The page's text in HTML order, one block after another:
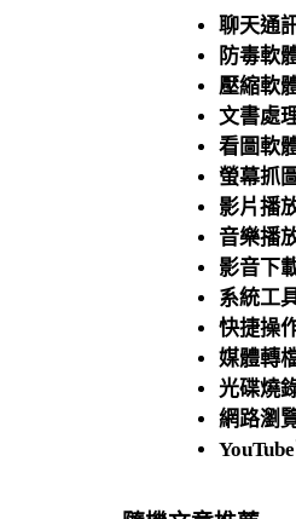
聊天通
防毒軟
壓縮軟
文書處
看圖軟
螢幕抓
影片播
音樂播
影音下
系統工
快捷操
媒體轉
光碟燒
網路瀏